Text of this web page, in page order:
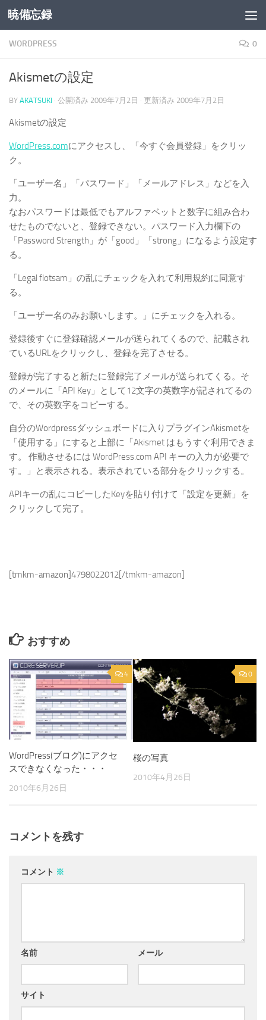
コンテンツへスキップ
暁備忘録
WORDPRESS 0
Akismetの設定
BY AKATSUKI · 公開済み 2009年7月2日 · 更新済み 2009年7月2日
Akismetの設定
WordPress.comにアクセスし、「今すぐ会員登録」をクリッ
ク。
「ユーザー名」「パスワード」「メールアドレス」などを入
力。
なおパスワードは最低でもアルファベットと数字に組み合わ
せたものでないと、登録できない。パスワード入力欄下の
「Password Strength」が「good」「strong」になるよう設定す
る。
「Legal flotsam」の乱にチェックを入れて利用規約に同意す
る。
「ユーザー名のみお願いします。」にチェックを入れる。
登録後すぐに登録確認メールが送られてくるので、記載され
ているURLをクリックし、登録を完了させる。
登録が完了すると新たに登録完了メールが送られてくる。そ
のメールに「API Key」として12文字の英数字が記されてるの
で、その英数字をコピーする。
自分のWordpressダッシュボードに入りプラグインAkismetを
「使用する」にすると上部に「Akismet はもうすぐ利用できま
す。 作動させるには WordPress.com API キーの入力が必要で
す。」と表示される。表示されている部分をクリックする。
APIキーの乱にコピーしたKeyを貼り付けて「設定を更新」を
クリックして完了。
[tmkm-amazon]4798022012[/tmkm-amazon]
おすすめ
4
WordPress(ブログ)にアクセ
スできなくなった・・・
2010年6月26日
0
桜の写真
2010年4月26日
コメントを残す
コメント ※
名前 メール
サイト